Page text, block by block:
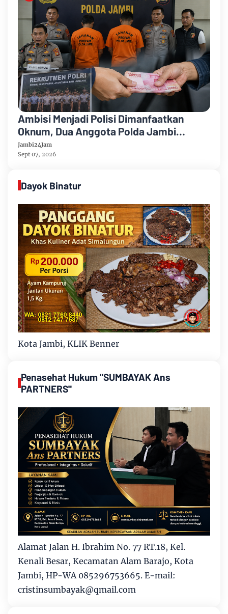
Ambisi Menjadi Polisi Dimanfaatkan
Oknum, Dua Anggota Polda Jambi
Diduga Tipu Calon Bintara dengan Janji
Kelulusan
Jambi24Jam
Sept 07, 2026
Dayok Binatur
Kota Jambi, KLIK Benner
Penasehat Hukum "SUMBAYAK Ans
PARTNERS"
Alamat Jalan H. Ibrahim No. 77 RT.18, Kel.
Kenali Besar, Kecamatan Alam Barajo, Kota
Jambi, HP-WA 085296753665. E-mail:
cristinsumbayak@qmail.com